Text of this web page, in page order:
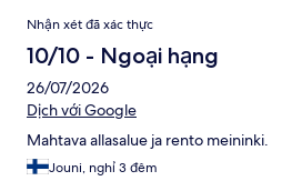
Nhận
xét
Nhận xét đã xác thực
10/10 - Ngoại hạng
26/07/2026
Dịch với Google
Mahtava allasalue ja rento meininki.
Jouni, nghỉ 3 đêm